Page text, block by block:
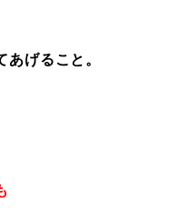
あげること。